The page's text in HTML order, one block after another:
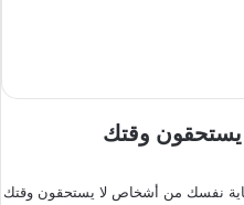
يستحقون وقتك
نفسك من أشخاص لا يستحقون وقتك